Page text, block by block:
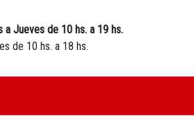
a Jueves de 10 hs. a 19 hs.
de 10 hs. a 18 hs.